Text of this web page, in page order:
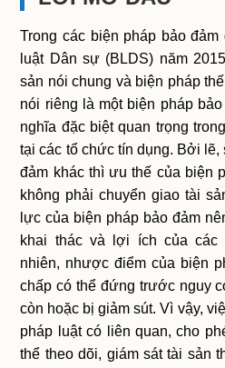
Trong các biện pháp bảo
luật Dân sự (BLDS) năm
sản nói chung và biện pháp
nói riêng là một biện pháp
nghĩa đặc biệt quan trọng
tại các tổ chức tín dụng. Bởi
đảm khác thì ưu thế của biện
không phải chuyển giao tài
lực của biện pháp bảo đảm
khai thác và lợi ích của các
nhiên, nhược điểm của biện
chấp có thể đứng trước nguy
còn hoặc bị giảm sút. Vì vậy,
pháp luật có liên quan, cho
thể theo dõi, giám sát tài sản